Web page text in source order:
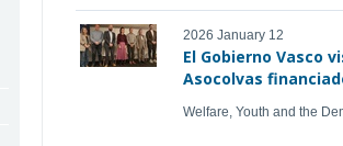
2026 January 12
El Gobierno Vasco
Asocolvas
Welfare, Youth and the